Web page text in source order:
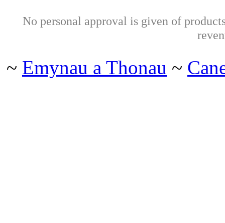
No personal approval is given of
~ Emynau a Thonau ~